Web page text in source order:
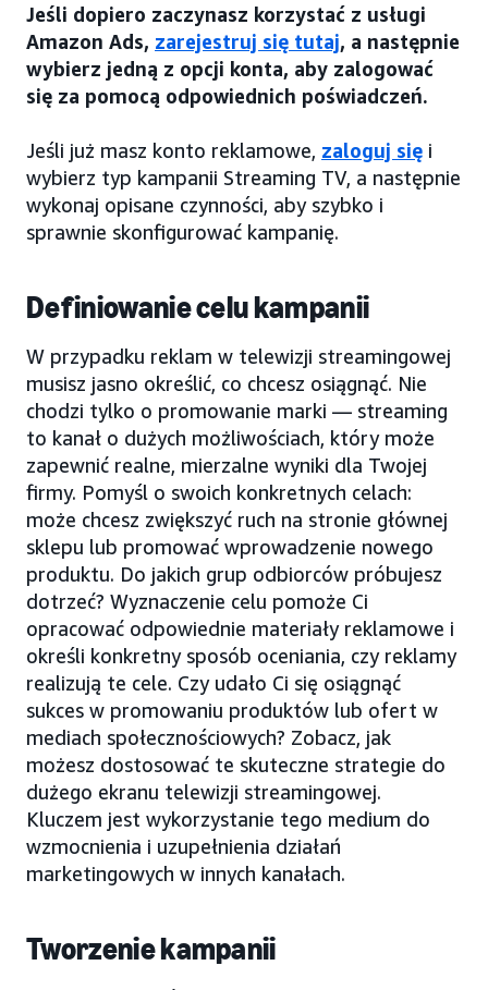
Jeśli dopiero zaczynasz korzystać z usługi
Amazon Ads, zarejestruj się tutaj, a następnie
wybierz jedną z opcji konta, aby zalogować
się za pomocą odpowiednich poświadczeń.
Jeśli już masz konto reklamowe, zaloguj się i
wybierz typ kampanii Streaming TV, a następnie
wykonaj opisane czynności, aby szybko i
sprawnie skonfigurować kampanię.
Definiowanie celu kampanii
W przypadku reklam w telewizji streamingowej
musisz jasno określić, co chcesz osiągnąć. Nie
chodzi tylko o promowanie marki — streaming
to kanał o dużych możliwościach, który może
zapewnić realne, mierzalne wyniki dla Twojej
firmy. Pomyśl o swoich konkretnych celach:
może chcesz zwiększyć ruch na stronie głównej
sklepu lub promować wprowadzenie nowego
produktu. Do jakich grup odbiorców próbujesz
dotrzeć? Wyznaczenie celu pomoże Ci
opracować odpowiednie materiały reklamowe i
określi konkretny sposób oceniania, czy reklamy
realizują te cele. Czy udało Ci się osiągnąć
sukces w promowaniu produktów lub ofert w
mediach społecznościowych? Zobacz, jak
możesz dostosować te skuteczne strategie do
dużego ekranu telewizji streamingowej.
Kluczem jest wykorzystanie tego medium do
wzmocnienia i uzupełnienia działań
marketingowych w innych kanałach.
Tworzenie kampanii